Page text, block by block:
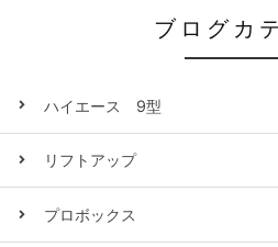
ブログカ
ハイエース 9型
リフトアップ
プロボックス